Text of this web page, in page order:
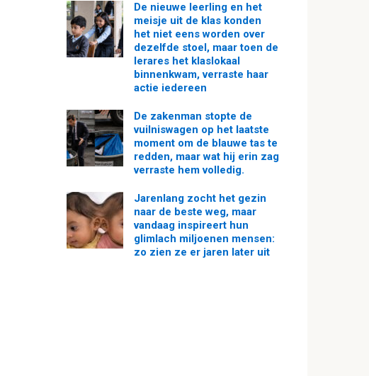
De nieuwe leerling en het
meisje uit de klas konden
het niet eens worden over
dezelfde stoel, maar toen de
lerares het klaslokaal
binnenkwam, verraste haar
actie iedereen
De zakenman stopte de
vuilniswagen op het laatste
moment om de blauwe tas te
redden, maar wat hij erin zag
verraste hem volledig.
Jarenlang zocht het gezin
naar de beste weg, maar
vandaag inspireert hun
glimlach miljoenen mensen:
zo zien ze er jaren later uit